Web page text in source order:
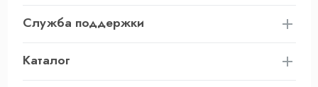
Служба поддержки
Каталог